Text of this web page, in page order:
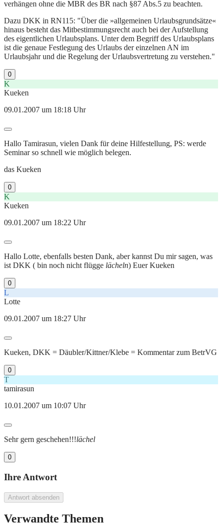
verhängen ohne die MBR des BR nach §87 Abs.5 zu beachten.
Dazu DKK in RN115: "Über die »allgemeinen Urlaubsgrundsätze«
hinaus besteht das Mitbestimmungsrecht auch bei der Aufstellung
des eigentlichen Urlaubsplans. Unter dem Begriff des Urlaubsplans
ist die genaue Festlegung des Urlaubs der einzelnen AN im
Urlaubsjahr und die Regelung der Urlaubsvertretung zu verstehen."
0
K
Kueken
09.01.2007 um 18:18 Uhr
Hallo Tamirasun, vielen Dank für deine Hilfestellung, PS: werde
Seminar so schnell wie möglich belegen.
das Kueken
0
K
Kueken
09.01.2007 um 18:22 Uhr
Hallo Lotte, ebenfalls besten Dank, aber kannst Du mir sagen, was
ist DKK ( bin noch nicht flügge lächeln) Euer Kueken
0
L
Lotte
09.01.2007 um 18:27 Uhr
Kueken, DKK = Däubler/Kittner/Klebe = Kommentar zum BetrVG
0
T
tamirasun
10.01.2007 um 10:07 Uhr
Sehr gern geschehen!!!lächel
0
Ihre Antwort
Antwort absenden
Verwandte Themen